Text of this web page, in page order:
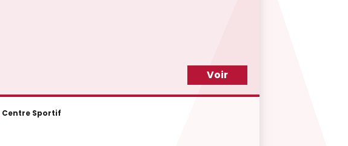
Voir
Centre Sportif